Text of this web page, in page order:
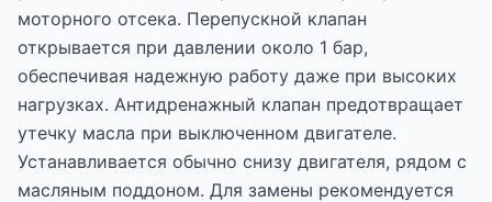
моторного отсека. Перепускной клапан
открывается при давлении около 1 бар,
обеспечивая надежную работу даже при высоких
нагрузках. Антидренажный клапан предотвращает
утечку масла при выключенном двигателе.
Устанавливается обычно снизу двигателя, рядом с
масляным поддоном. Для замены рекомендуется